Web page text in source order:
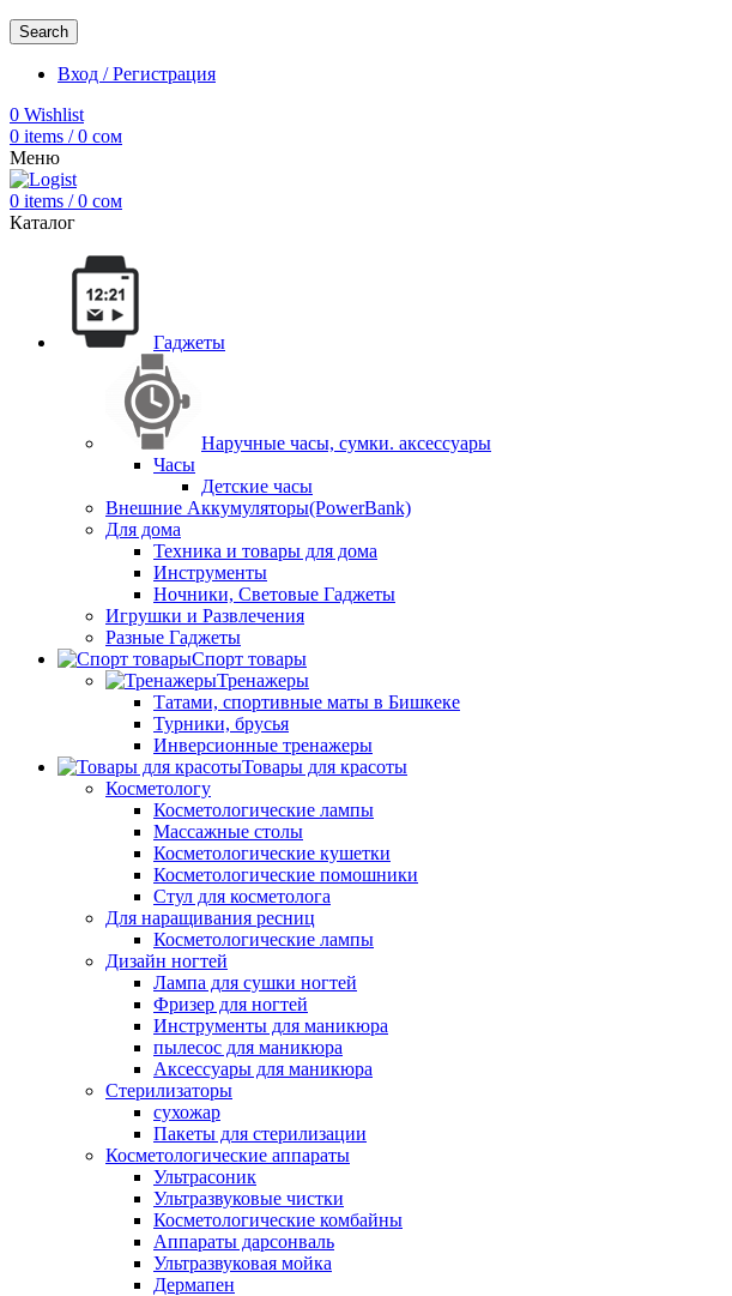
Search
Вход / Регистрация
0 Wishlist
0 items / 0 сом
Меню
0 items / 0 сом
Каталог
Гаджеты
Наручные часы, сумки. аксессуары
Часы
Детские часы
Внешние Аккумуляторы(PowerBank)
Для дома
Техника и товары для дома
Инструменты
Ночники, Световые Гаджеты
Игрушки и Развлечения
Разные Гаджеты
Спорт товары
Тренажеры
Татами, спортивные маты в Бишкеке
Турники, брусья
Инверсионные тренажеры
Товары для красоты
Косметологу
Косметологические лампы
Массажные столы
Косметологические кушетки
Косметологические помошники
Стул для косметолога
Для наращивания ресниц
Косметологические лампы
Дизайн ногтей
Лампа для сушки ногтей
Фризер для ногтей
Инструменты для маникюра
пылесос для маникюра
Аксессуары для маникюра
Стерилизаторы
сухожар
Пакеты для стерилизации
Косметологические аппараты
Ультрасоник
Ультразвуковые чистки
Косметологические комбайны
Аппараты дарсонваль
Ультразвуковая мойка
Дермапен